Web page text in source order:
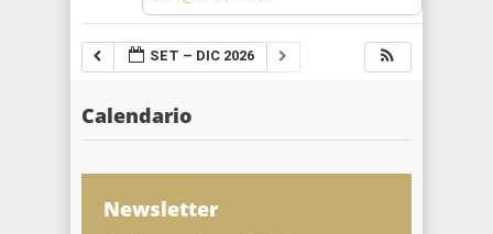
SET – DIC 2026
Calendario
Newsletter